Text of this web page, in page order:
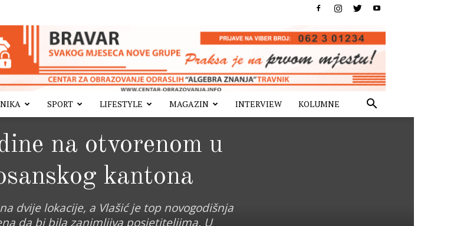
SPORT LIFESTYLE MAGAZIN INTERVIEW KOLUMNE
na otvorenom u
kantona
dvije lokacije, a Vlašić je top novogodišnja
da bi bila zanimljiva posjetiteljima. U